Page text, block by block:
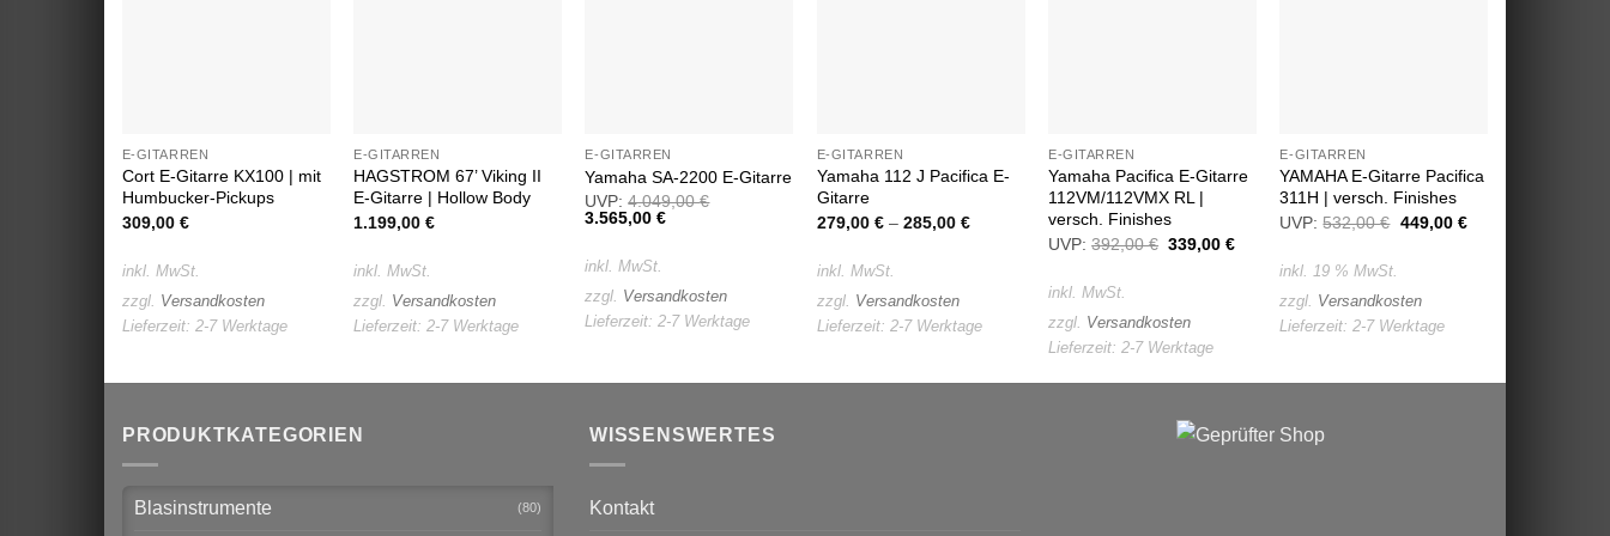
E-GITARREN
Cort E-Gitarre KX100 | mit
Humbucker-Pickups
309,00 €
inkl. MwSt.
zzgl. Versandkosten
Lieferzeit: 2-7 Werktage
E-GITARREN
HAGSTROM 67’ Viking II
E-Gitarre | Hollow Body
1.199,00€
inkl. MwSt.
zzgl. Versandkosten
Lieferzeit:2-7 Werktage
E-GITARREN
Yamaha SA-2200 E-Gitarre
UVP: 4.049,00€
Ursprünglicher
4.049,00 €
3.565,00€
inkl. MwSt.
zzgl. Versandkosten
Lieferzeit:2-7 Werktage
E-GITARREN
Yamaha 112 J Pacifica E-
Gitarre
279,00 €– 285,00 €
inkl. MwSt.
zzgl. Versandkosten
Lieferzeit: 2-7 Werktage
E-GITARREN
Yamaha Pacifica E-Gitarre
112VM/112VMX RL |
versch. Finishes
UVP: 392,00€ Ursprünglicher
339,00€
339,00 €.
inkl. MwSt.
zzgl. Versandkosten
Lieferzeit:2-7 Werktage
E-GITARREN
YAMAHA E-Gitarre Pacifica
311H | versch. Finishes
UVP: 532,00€ Ursprünglicher
449,00 €Aktueller
inkl. 19 % MwSt.
zzgl. Versandkosten
Lieferzeit:2-7 Werktage
PRODUKTKATEGORIEN
Blasinstrumente (80)
WISSENSWERTES
Kontakt